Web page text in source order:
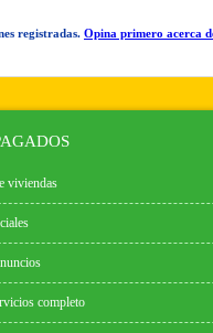
registradas. Opina primero acerca
viviendas
completo